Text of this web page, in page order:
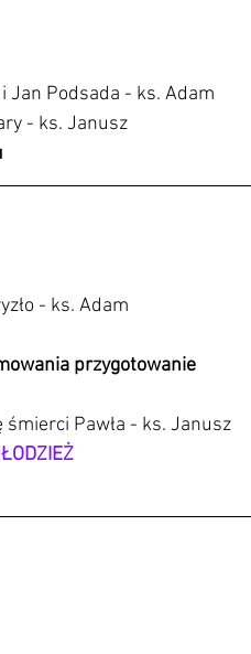
Jan Podsada - ks. Adam
- ks. Janusz
- ks. Adam
przygotowanie
śmierci Pawła - ks. Janusz